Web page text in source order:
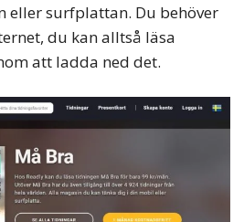
eller surfplattan. Du behöver
du kan alltså läsa
att ladda ned det.